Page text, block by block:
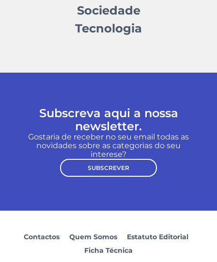
Sociedade
Tecnologia
Subscreva aqui a nossa
newsletter.
Gostaria de receber no seu email todas as
novidades sobre as categorias do seu
interese?
SUBSCREVER
Contactos Quem Somos
Estatuto Editorial
Ficha Técnica